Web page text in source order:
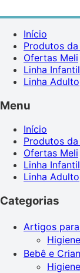
Início
Produtos
Ofertas Meli
Linha Infantil
Linha Adulto
Menu
Início
Produtos
Ofertas Meli
Linha Infantil
Linha Adulto
Categorias
Artigos
Bebê e